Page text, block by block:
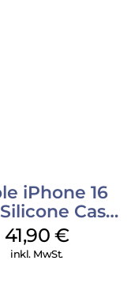
iPhone 16
Case
Stone
Gray
41,90 €
inkl. MwSt.